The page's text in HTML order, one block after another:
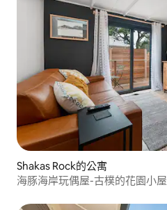
Shakas Rock的公寓
海豚海岸玩偶屋-古樸的花園小屋